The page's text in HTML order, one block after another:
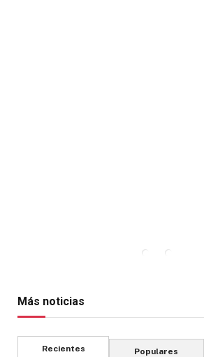
Más noticias
Recientes Populares